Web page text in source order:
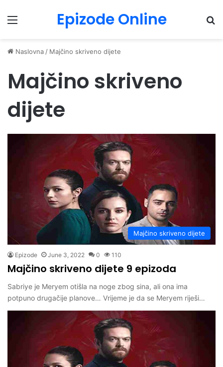
Menu Epizode Online
Naslovna / Majčino skriveno dijete
Majčino skriveno
dijete
Majčino skriveno dijete
Epizode June 3, 2022 0 110
Majčino skriveno dijete 9 epizoda
Sabriye je Meryem otišla na noge zbog sina, ali ona ima
potpuno drugačije planove… Vrijeme je da se Meryem riješi…